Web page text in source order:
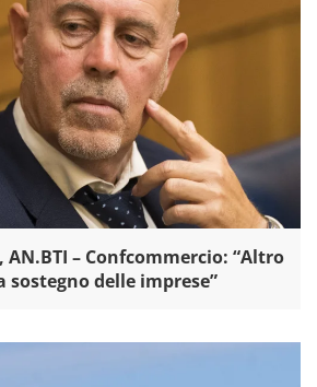
– Confcommercio: “Altro
sostegno delle imprese”